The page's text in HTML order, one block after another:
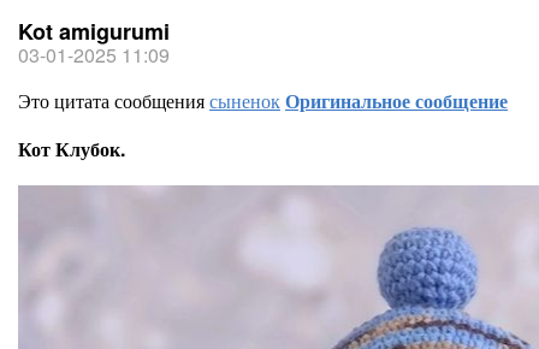
Kot amigurumi
03-01-2025 11:09
Это цитата сообщениясыненокОригинальное сообщение
Кот Клубок.